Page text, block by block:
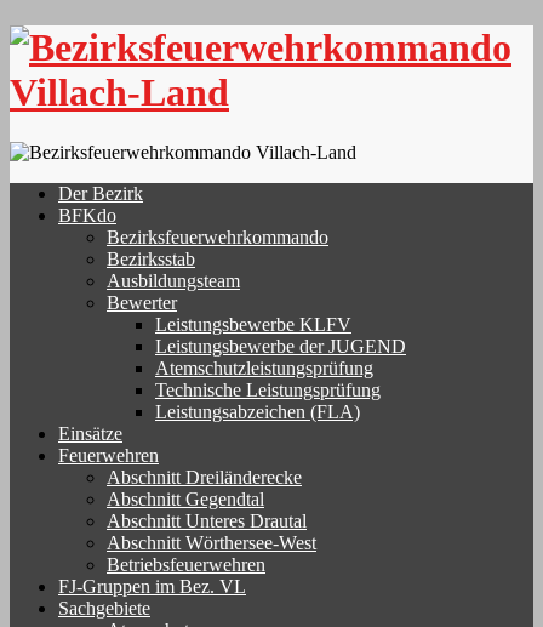
Skip
content
Der Bezirk
BFKdo
Bezirksfeuerwehrkommando
Bezirksstab
Ausbildungsteam
Bewerter
Leistungsbewerbe KLFV
Leistungsbewerbe der JUGEND
Atemschutzleistungsprüfung
Technische Leistungsprüfung
Leistungsabzeichen (FLA)
Einsätze
Feuerwehren
Abschnitt Dreiländerecke
Abschnitt Gegendtal
Abschnitt Unteres Drautal
Abschnitt Wörthersee-West
Betriebsfeuerwehren
FJ-Gruppen im Bez. VL
Sachgebiete